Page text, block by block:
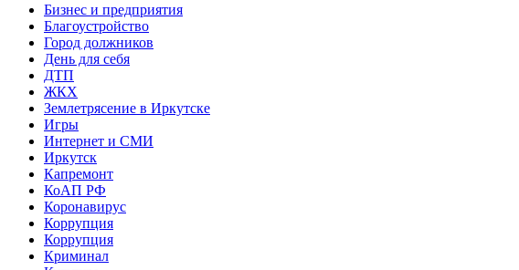
Бизнес и предприятия
Благоустройство
Город должников
День для себя
ДТП
ЖКХ
Землетрясение в Иркутске
Игры
Интернет и СМИ
Иркутск
Капремонт
КоАП РФ
Коронавирус
Коррупция
Коррупция
Криминал